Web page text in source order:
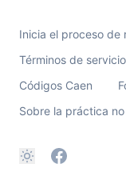
Inicia el proceso de
Términos de servicio
Códigos Caen
Sobre la práctica